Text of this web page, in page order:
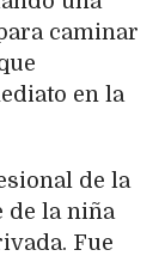
caminar
en la
de la
de la niña
Fue